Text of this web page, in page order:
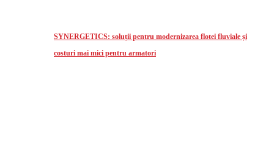
SYNERGETICS: soluții pentru modernizarea flotei fluviale și
costuri mai mici pentru armatori